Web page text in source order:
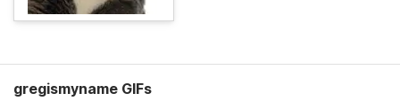
gregismyname GIFs